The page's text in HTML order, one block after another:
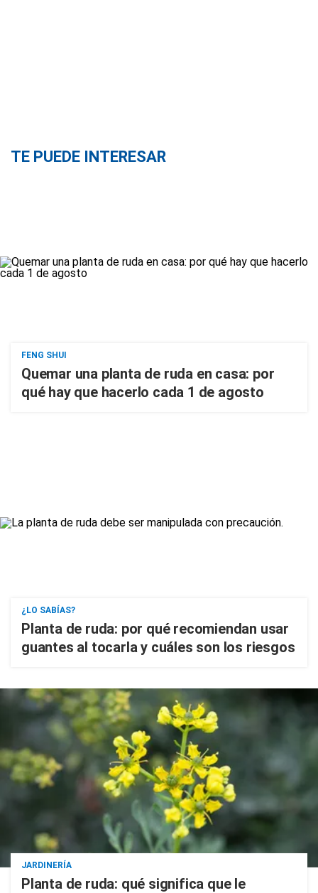
TE PUEDE INTERESAR
FENG SHUI
Quemar una planta de ruda en casa: por
qué hay que hacerlo cada 1 de agosto
¿LO SABÍAS?
Planta de ruda: por qué recomiendan usar
guantes al tocarla y cuáles son los riesgos
JARDINERÍA
Planta de ruda: qué significa que le